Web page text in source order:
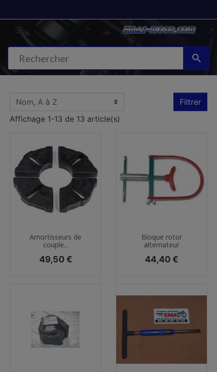

Filtrer
Affichage 1-13 de 13 article(s)
Amortisseurs de
couple...
Prix
49,50 €
Bloque rotor
alternateur
Prix
44,40 €